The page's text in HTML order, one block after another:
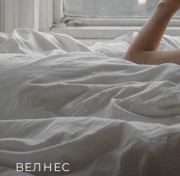
ВЕЛНЕС